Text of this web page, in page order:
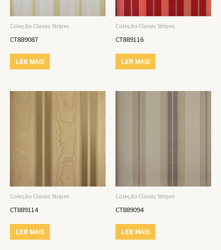
Coleção Classic Stripes
CT889087
LER MAIS
Coleção Classic Stripes
CT889116
LER MAIS
Coleção Classic Stripes
CT889114
LER MAIS
Coleção Classic Stripes
CT889094
LER MAIS